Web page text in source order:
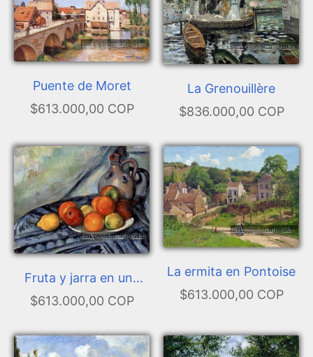
Puente de Moret
$613.000,00 COP
La Grenouillère
$836.000,00 COP
Fruta y jarra en una
mesa
$613.000,00 COP
La ermita en Pontoise
$613.000,00 COP